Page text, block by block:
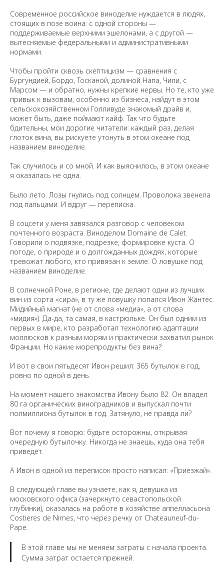
Современное российское виноделие нуждается в людях,
стоящих в позе воина: с одной стороны —
поддерживаемые верхними эшелонами, а с другой —
вытесняемые федеральными и административными
нормами.
Чтобы пройти сквозь скептицизм — сравнения с
Бургундией, Бордо, Тосканой, долиной Напа, Чили, с
Марсом — и обратно, нужны крепкие нервы. Но те, кто уже
привык к вызовам, особенно из бизнеса, найдут в этом
сельскохозяйственном Голливуде знакомый драйв и,
может быть, даже поймают кайф. Так что будьте
бдительны, мои дорогие читатели: каждый раз, делая
глоток вина, вы рискуете утонуть в этом океане под
названием виноделие.
Так случилось и со мной. И как выяснилось, в этом океане
я оказалась не одна.
Было лето. Лозы гнулись под солнцем. Проволока звенела
под пальцами. И вдруг — переписка.
В соцсети у меня завязался разговор с человеком
почтенного возраста. Виноделом Domaine de Calet.
Говорили о подвязке, подрезке, формировке куста. О
погоде, о природе и о долгожданных дождях, которые
тревожат любого, кто привязан к земле. О ловушке под
названием виноделие.
В солнечной Роне, в регионе, где делают одни из лучших
вин из сорта «сира», в ту же ловушку попался Ивон Жантес.
Мидийный магнат (не от слова «медиа», а от слова
«мидия»). Да-да, та самая, в кастрюльке. Он был одним из
первых в мире, кто разработал технологию адаптации
моллюсков к разным морям и практически захватил рынок
Франции. Но какие морепродукты без вина?
И вот в свои пятьдесят Ивон решил: 365 бутылок в год,
ровно по одной в день.
На момент нашего знакомства Ивону было 82. Он владел
80 га органических виноградников и выпускал почти
полмиллиона бутылок в год. Затянуло, не правда ли?
Вот почему я говорю: будьте осторожны, открывая
очередную бутылочку. Никогда не знаешь, куда она тебя
приведет.
А Ивон в одной из переписок просто написал: «Приезжай».
В следующей главе вы узнаете, как я, девушка из
московского офиса (зачеркнуто севастопольской
глубинки), оказалась на работе в хозяйстве аппелласьона
Costieres de Nimes, что через речку от Сhateauneuf-du-
Рape.
В этой главе мы не меняем затраты с начала проекта.
Сумма затрат остается прежней.